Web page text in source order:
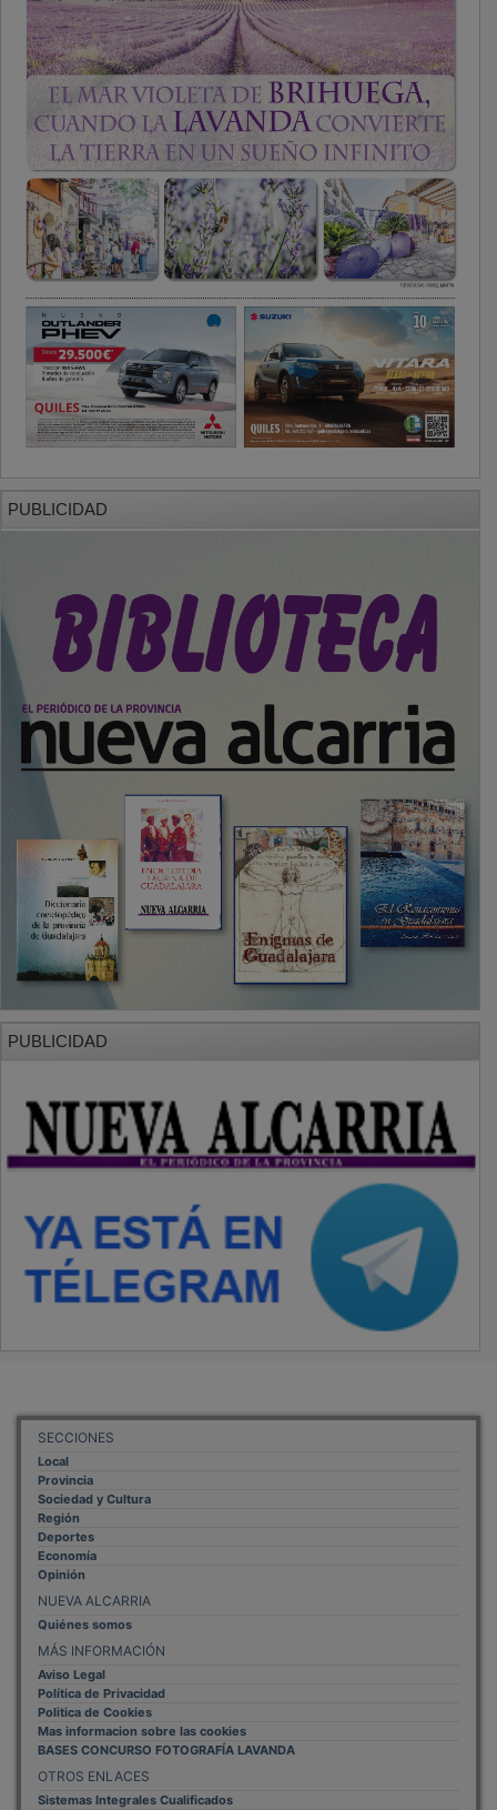
SECCIONES
Local
Provincia
Sociedad y Cultura
Región
Deportes
Economía
Opinión
NUEVA ALCARRIA
Quiénes somos
MÁS INFORMACIÓN
Aviso Legal
Política de Privacidad
Politica de Cookies
Mas informacion sobre las cookies
BASES CONCURSO FOTOGRAFÍA LAVANDA
OTROS ENLACES
Sistemas Integrales Cualificados
Entrada Bloggers